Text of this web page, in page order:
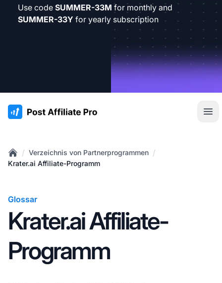
Use code SUMMER-33M for monthly and
SUMMER-33Y for yearly subscription
:site.title
Home
/ Verzeichnis von Partnerprogrammen /
Krater.ai Affiliate-Programm
Glossar
Krater.ai Affiliate-
Programm